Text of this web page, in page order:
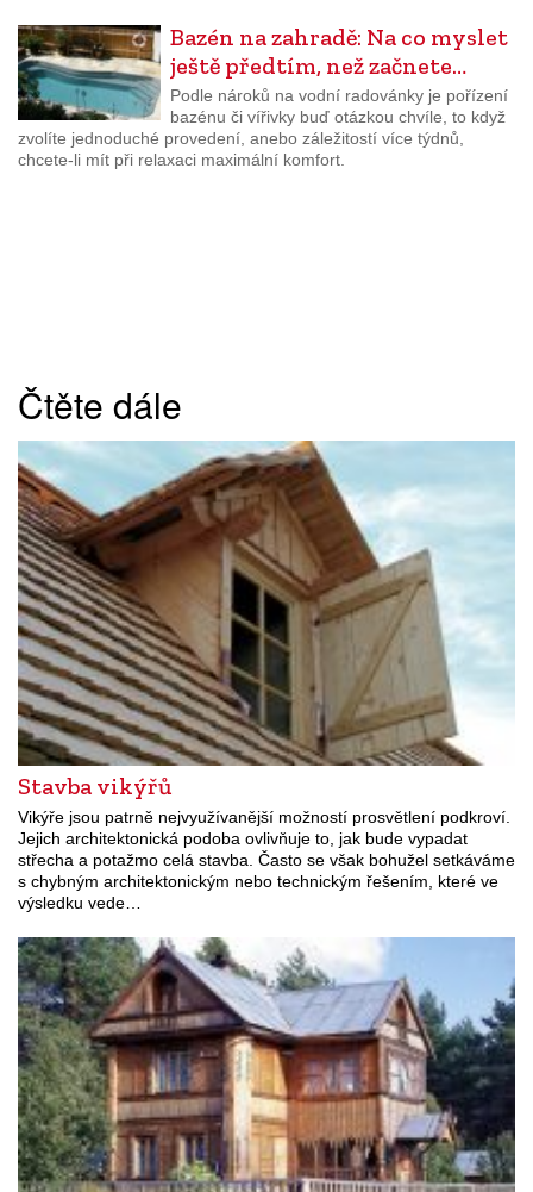
Bazén na zahradě: Na co myslet
ještě předtím, než začnete…
Podle nároků na vodní radovánky je pořízení
bazénu či vířivky buď otázkou chvíle, to když
zvolíte jednoduché provedení, anebo záležitostí více týdnů,
chcete-li mít při relaxaci maximální komfort.
Čtěte dále
Stavba vikýřů
Vikýře jsou patrně nejvyužívanější možností prosvětlení podkroví.
Jejich architektonická podoba ovlivňuje to, jak bude vypadat
střecha a potažmo celá stavba. Často se však bohužel setkáváme
s chybným architektonickým nebo technickým řešením, které ve
výsledku vede…